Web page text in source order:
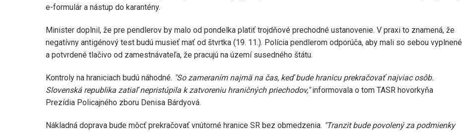
e-formulár a nástup do karantény.
Minister doplnil, že pre pendlerov by malo od pondelka platiť trojdňové prechodné ustanovenie. V praxi to znamená, že
negatívny antigénový test budú musieť mať od štvrtka (19. 11.). Polícia pendlerom odporúča, aby mali so sebou vyplnené
a potvrdené tlačivo od zamestnávateľa, že pracujú na území susedného štátu.
Kontroly na hraniciach budú náhodné. "So zameraním najmä na čas, keď bude hranicu prekračovať najviac osôb.
Slovenská republika zatiaľ nepristúpila k zatvoreniu hraničných priechodov,"informovala o tom TASR hovorkyňa
Prezídia Policajného zboru Denisa Bárdyová.
Nákladná doprava bude môcť prekračovať vnútorné hranice SR bez obmedzenia. "Tranzit bude povolený za podmienky